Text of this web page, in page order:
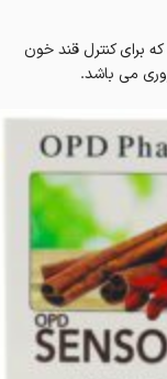
برای کنترل قند خون